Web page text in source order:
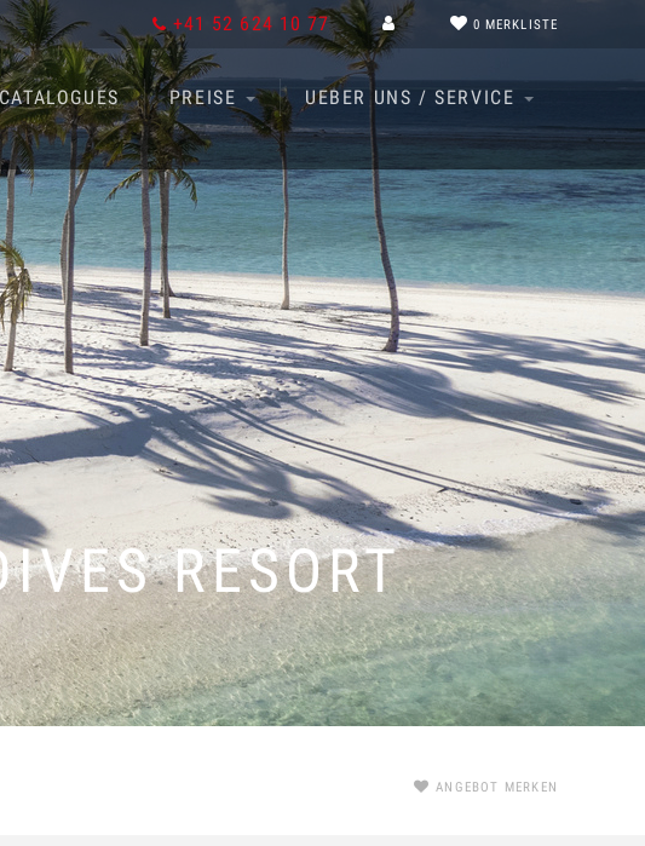
+41 52 624 10 77 0 MERKLISTE
PREISE UEBER UNS / SERVICE
RESORT
ANGEBOT MERKEN